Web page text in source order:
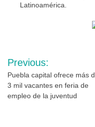
Latinoamérica.
Navegación
de
entradas
Previous:
Puebla capital ofrece más
3 mil vacantes en feria de
empleo de la juventud